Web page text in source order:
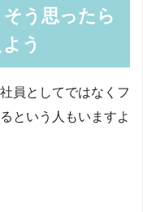
う思ったら
う
員としてではなくフ
という人もいますよ